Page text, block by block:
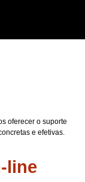
oferecer o suporte
e efetivas.
line